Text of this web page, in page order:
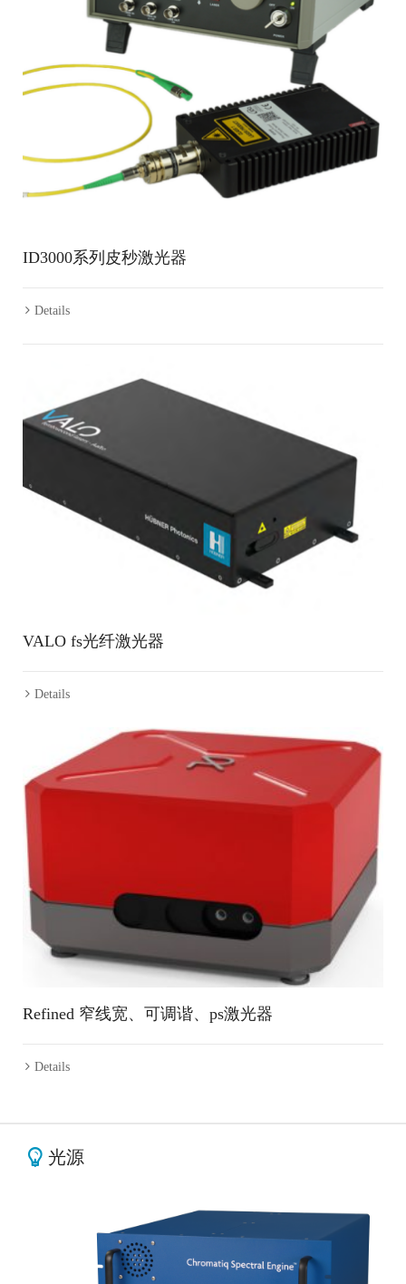
ID3000系列皮秒激光器
Details
VALO fs光纤激光器
Details
Refined 窄线宽、可调谐、ps激光器
Details
光源